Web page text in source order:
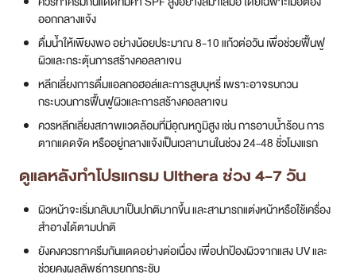
ออกกลางแจ้ง
ดื่มน้ำให้เพียงพอ อย่างน้อยประมาณ 8-10 แก้วต่อวัน เพื่อช่วยฟื้นฟู
ผิวและกระตุ้นการสร้างคอลลาเจน
หลีกเลี่ยงการดื่มแอลกอฮอล์และการสูบบุหรี่ เพราะอาจรบกวน
กระบวนการฟื้นฟูผิวและการสร้างคอลลาเจน
ควรหลีกเลี่ยงสภาพแวดล้อมที่มีอุณหภูมิสูง เช่น การอาบน้ำร้อน การ
ตากแดดจัด หรืออยู่กลางแจ้งเป็นเวลานานในช่วง 24-48 ชั่วโมงแรก
ดูแลหลังทำโปรแกรม Ulthera ช่วง 4-7 วัน
ผิวหน้าจะเริ่มกลับมาเป็นปกติมากขึ้น และสามารถแต่งหน้าหรือใช้เครื่อง
สำอางได้ตามปกติ
ยังคงควรทาครีมกันแดดอย่างต่อเนื่อง เพื่อปกป้องผิวจากแสง UV และ
ช่วยคงผลลัพธ์การยกกระชับ